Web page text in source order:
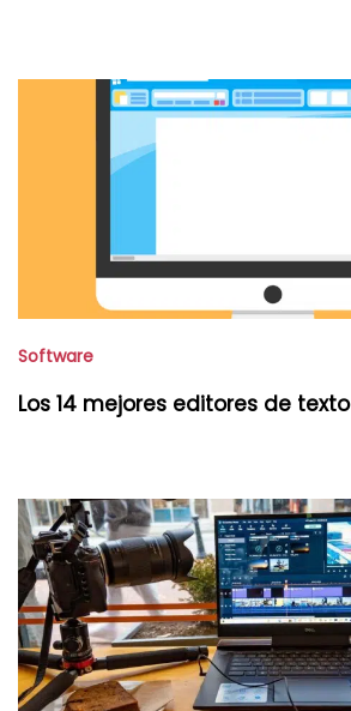
Software
Los 14 mejores editores de texto